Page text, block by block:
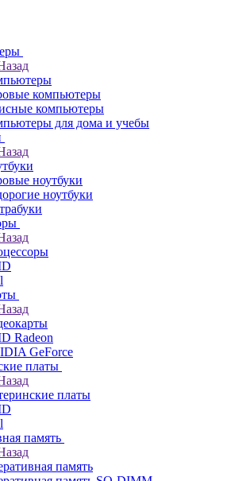
компьютеры
компьютеры
для дома и учебы
ноутбуки
ноутбуки
Radeon
GeForce
платы
платы
память
память